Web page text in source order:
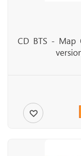
CD BTS -